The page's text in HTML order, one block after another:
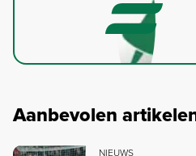
Aanbevolen
NIEUWS